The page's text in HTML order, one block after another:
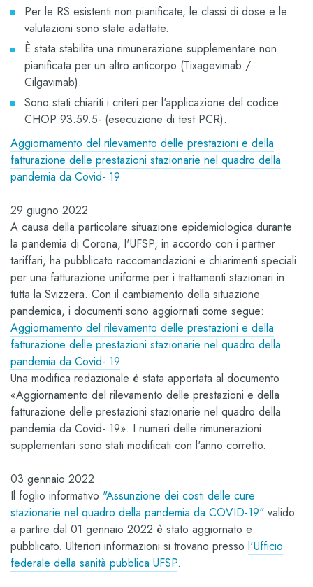
Per le RS esistenti non pianificate, le classi di dose e le
valutazioni sono state adattate.
È stata stabilita una rimunerazione supplementare non
pianificata per un altro anticorpo (Tixagevimab /
Cilgavimab).
Sono stati chiariti i criteri per l'applicazione del codice
CHOP 93.59.5- (esecuzione di test PCR).
Aggiornamento del rilevamento delle prestazioni e della
fatturazione delle prestazioni stazionarie nel quadro della
pandemia da Covid- 19
29 giugno 2022
A causa della particolare situazione epidemiologica durante
la pandemia di Corona, l'UFSP, in accordo con i partner
tariffari, ha pubblicato raccomandazioni e chiarimenti speciali
per una fatturazione uniforme per i trattamenti stazionari in
tutta la Svizzera. Con il cambiamento della situazione
pandemica, i documenti sono aggiornati come segue:
Aggiornamento del rilevamento delle prestazioni e della
fatturazione delle prestazioni stazionarie nel quadro della
pandemia da Covid- 19
Una modifica redazionale è stata apportata al documento
«Aggiornamento del rilevamento delle prestazioni e della
fatturazione delle prestazioni stazionarie nel quadro della
pandemia da Covid- 19». I numeri delle rimunerazioni
supplementari sono stati modificati con l'anno corretto.
03 gennaio 2022
Il foglio informativo "Assunzione dei costi delle cure
stazionarie nel quadro della pandemia da COVID-19" valido
a partire dal 01 gennaio 2022 è stato aggiornato e
pubblicato. Ulteriori informazioni si trovano presso l'Ufficio
federale della sanità pubblica UFSP.